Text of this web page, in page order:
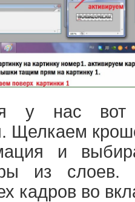
у нас вот
Щелкаем
и
из
кадров во